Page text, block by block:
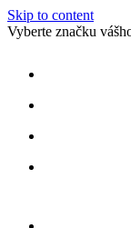
Skip to content
Vyberte značku